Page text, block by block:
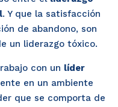
. Y que la satisfacción
de abandono, son
un liderazgo tóxico.
con un líder
en un ambiente
que se comporta de